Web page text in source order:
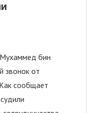
бин
звонок от
сообщает